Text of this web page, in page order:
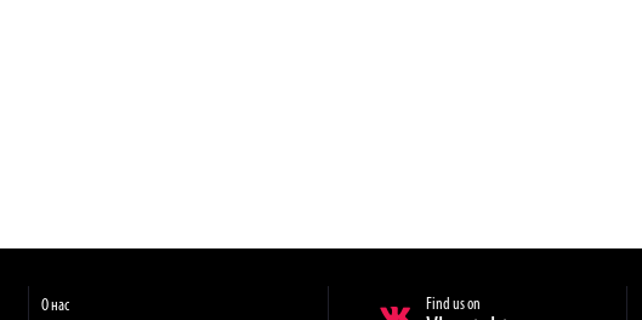
О нас Find us on